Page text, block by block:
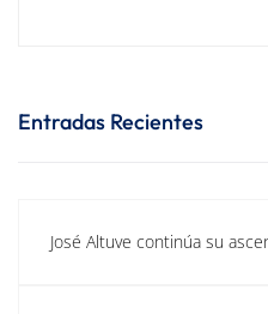
Entradas Recientes
José Altuve continúa su